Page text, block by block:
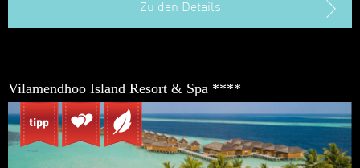
Zu den Details
Vilamendhoo Island Resort & Spa ****